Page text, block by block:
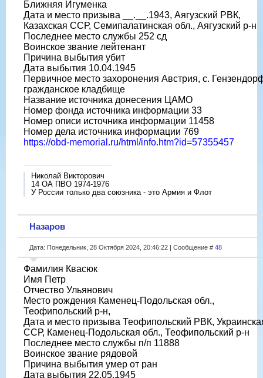
Ближняя Игуменка
Дата и место призыва __.__.1943, Аягузский РВК,
Казахская ССР, Семипалатинская обл., Аягузский р-н
Последнее место службы 252 сд
Воинское звание лейтенант
Причина выбытия убит
Дата выбытия 10.04.1945
Первичное место захоронения Австрия, с.
гражданское кладбище
Название источника донесения ЦАМО
Номер фонда источника информации 33
Номер описи источника информации 11458
Номер дела источника информации 769
https://obd-memorial.ru/html/info.htm?id=57355457
Николай Викторович
14 ОА ПВО 1974-1976
У России только два союзника - это Армия и Флот
Назаров
Дата: Понедельник, 28 Октября 2024, 20:46:22 | Сообщение # 48
Фамилия Квасюк
Имя Петр
Отчество Ульянович
Место рождения Каменец-Подольская обл.,
Теофипольский р-н,
Дата и место призыва Теофипольский РВК,
ССР, Каменец-Подольская обл., Теофипольский р-н
Последнее место службы п/п 11888
Воинское звание рядовой
Причина выбытия умер от ран
Дата выбытия 22.05.1945